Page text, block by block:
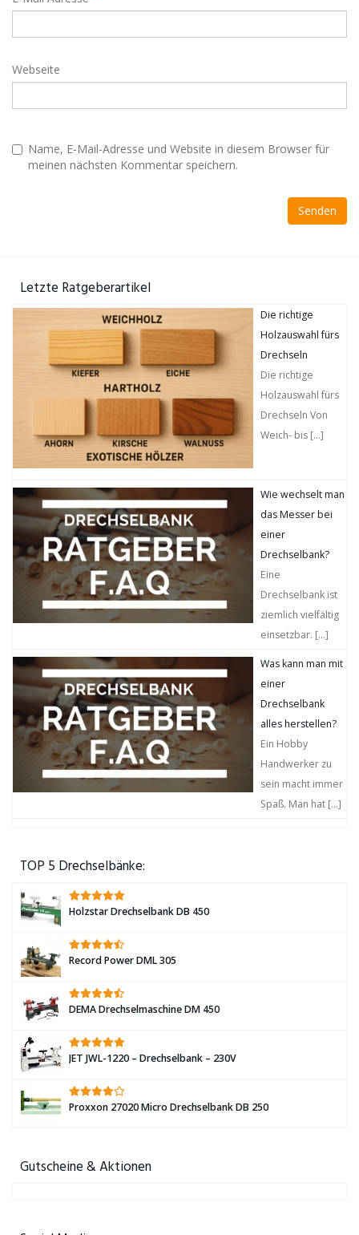
Webseite
Name, E-Mail-Adresse und Website in diesem Browser für
meinen nächsten Kommentar speichern.
Letzte Ratgeberartikel
Die richtige
Holzauswahl fürs
Drechseln
Die richtige
Holzauswahl fürs
Drechseln Von
Weich- bis […]
Wie wechselt man
das Messer bei
einer
Drechselbank?
Eine
Drechselbank ist
ziemlich vielfältig
einsetzbar. […]
Was kann man mit
einer
Drechselbank
alles herstellen?
Ein Hobby
Handwerker zu
sein macht immer
Spaß. Man hat […]
TOP 5 Drechselbänke:
Holzstar Drechselbank DB 450
Record Power DML 305
DEMA Drechselmaschine DM 450
JET JWL-1220 – Drechselbank – 230V
Proxxon 27020 Micro Drechselbank DB 250
Gutscheine & Aktionen